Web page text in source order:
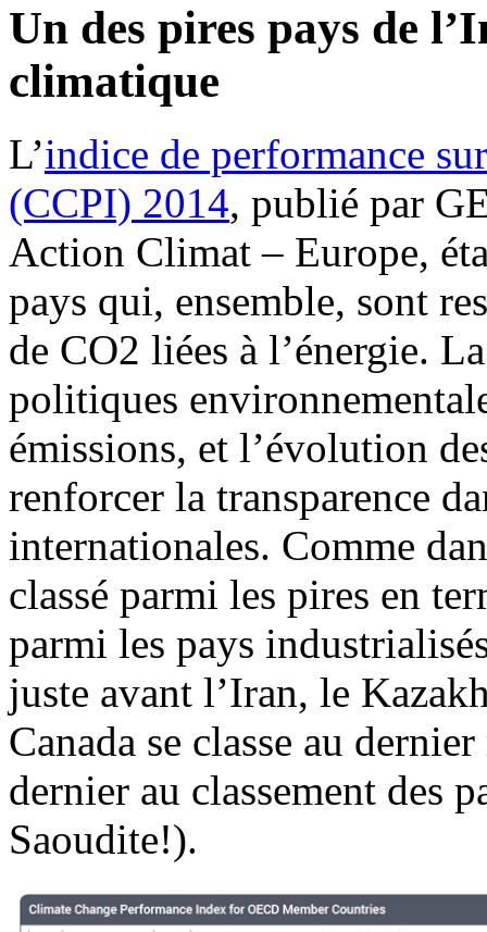
Un des pires pays de
climatique
L’indice de performance
(CCPI) 2014, publié par
Action Climat – Europe,
pays qui, ensemble, sont
de CO2 liées à l’énergie.
politiques
émissions, et l’évolution
renforcer la transparence
internationales. Comme
classé parmi les pires en
parmi les pays
juste avant l’Iran, le
Canada se classe au
dernier au classement des
Saoudite!).